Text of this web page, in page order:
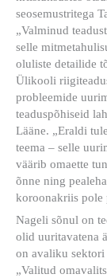
seosemustritega
„Valminud
selle
oluliste detailide
Ülikooli
probleemide
teaduspõhiseid
Lääne. „Eraldi
teema – selle
väärib omaette
õnne ning
koroonakriis pole
Nageli sõnul on
olid uuritavatena
on avaliku sektori
„Valitud